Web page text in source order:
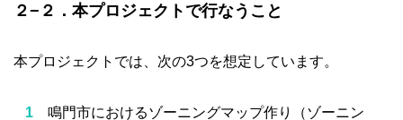
２−２．本プロジェクトで行なうこと
本プロジェクトでは、次の3つを想定しています。
鳴門市におけるゾーニングマップ作り（ゾーニン